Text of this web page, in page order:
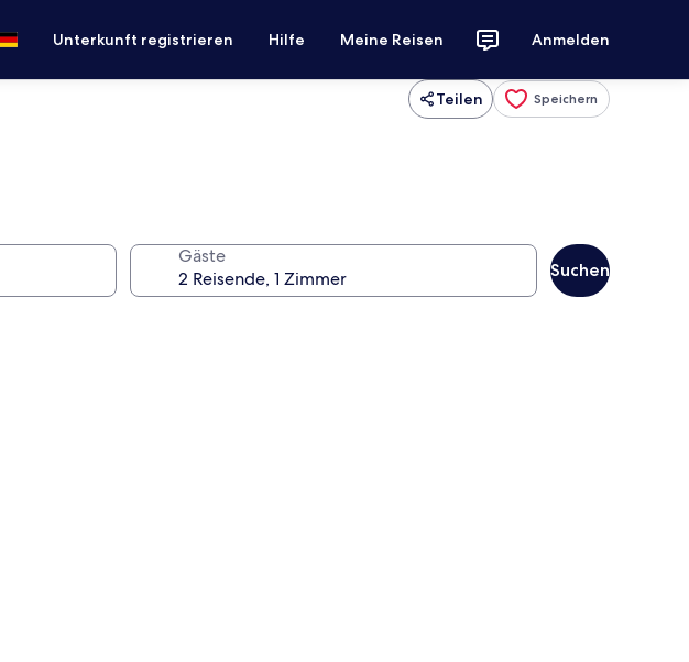
Unterkunft registrieren Hilfe Meine Reisen Anmelden
Teilen Speichern
Gäste
Suchen